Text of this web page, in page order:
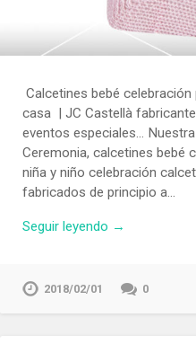
Calcetines bebé
casa | JC Castellà
eventos especiales…
Ceremonia, calcetines bebé
niña y niño celebración
fabricados de principio a…
Seguir leyendo →
2018/02/01 0